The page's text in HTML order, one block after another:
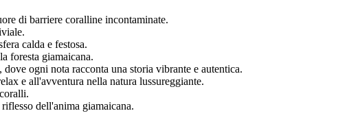
di barriere coralline incontaminate.
calda e festosa.
foresta giamaicana.
ogni nota racconta una storia vibrante e autentica.
e all'avventura nella natura lussureggiante.
dell'anima giamaicana.